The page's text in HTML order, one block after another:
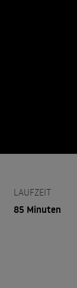
LAUFZEIT
85 Minuten